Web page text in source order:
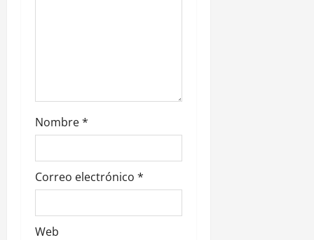
s
Nombre*
Correo electrónico *
Web